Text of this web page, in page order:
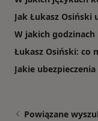
Jak Łukasz Osiński
W jakich
Łukasz Osiński: co
Jakie
Powiązane